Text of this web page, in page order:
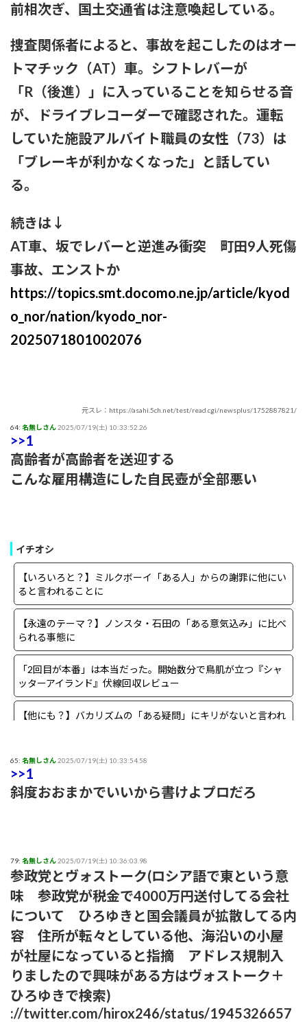
前相次ぎ、国土交通省は注意喚起している。
捜査関係者によると、事故を起こしたのはオー
トマチック（AT）車。シフトレバーが
「R（後進）」に入っていることを知らせる音
が、ドライブレコーダーで確認された。運転
していた施設アルバイト職員の女性（73）は
「ブレーキが利かなくなった」と話してい
る。
続きは↓
AT車、坂でレバーと逆進み衝突 町田9人死傷
事故、エンストか
https://topics.smt.docomo.ne.jp/article/kyod
o_nor/nation/kyodo_nor-
2025071801002076
元スレ：https://asahi.5ch.net/test/read.cgi/newsplus/1752887821/
64: 名無しさん2025/07/19(土) 10:33:52.26
>>1
高齢者が高齢者を送迎する
こんな雇用構造にした自民壺が全部悪い
イチオシ
【いろいろと？】ミルクボーイ「ある人」からの謝罪に他にい
ると言われることに
【永遠のテーマ？】ノンスタ・石田の「ある意気込み」に比べ
られる事態に
「2回目が本番」は本当だった。開始数分で鳥肌が立つ『シャ
ッターアイランド』伏線回収レビュー
【他にも？】バカリズムの「ある疑問」にキリがないと言われ
【まさか？】勝俣州和さんの「ある理由」よりも驚きの事実が
判明することに
日で100万再生突破ｗｗ
【画像】女子アナさん、うっかり街中でコートを前開きにして
射精欲を煽ってしまうwwwwww
小髙茉緒アナ 巨乳を乗せる！！【GIF動画あり】
アンジュルムは川名平山後藤色のサイリウムばっかりだなｗ
ひなーずでレゴランドに行く！
65: 名無しさん2025/07/19(土) 10:33:54.58
>>1
斜度おおまかでいいから書けよプロだろ
79: 名無しさん2025/07/19(土) 10:36:03.98
参政党とヴォストーク(ロシア語で東という意
味 参政党が税金で4000万円送付してる会社
について ひろゆきと国会議員が拡散してる内
容 住所が転々としている他、海沿いの小屋
が社屋になっていると指摘 アドレス規制入
りましたので興味がある方はヴォストーク＋
ひろゆきで検索)
://twitter.com/hirox246/status/1945326657